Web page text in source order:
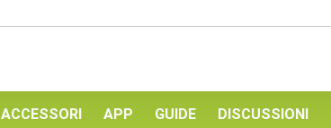
ACCESSORI APP GUIDE DISCUSSIONI